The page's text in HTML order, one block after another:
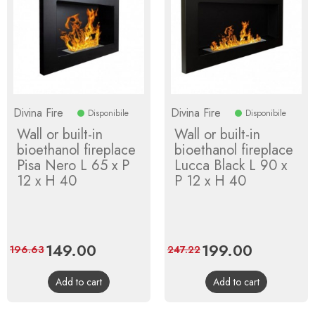
Divina Fire Disponibile
Wall or built-in
bioethanol fireplace
Pisa Nero L 65 x P
12 x H 40
Price
149.00
price
196.63
Add to cart
Divina Fire Disponibile
Wall or built-in
bioethanol fireplace
Lucca Black L 90 x
P 12 x H 40
Price
199.00
price
247.22
Add to cart